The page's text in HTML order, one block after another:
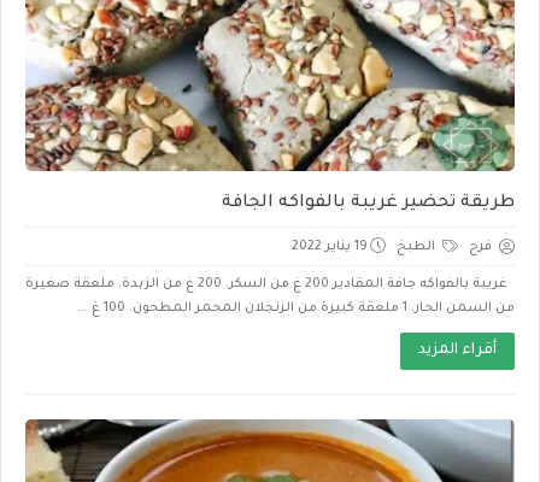
طريقة تحضير غريبة بالفواكه الجافة
فرح الطبخ 19 يناير 2022
غريبة بالفواكه جافة المقادير 200 غ من السكر. 200 غ من الزبدة. ملعقة صغيرة
من السمن الحار. 1 ملعقة كبيرة من الزنجلان المحمر المطحون. 100 غ ...
أقراء المزيد